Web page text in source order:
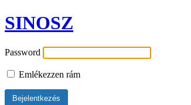
SINOSZ
Password
Emlékezzen rám